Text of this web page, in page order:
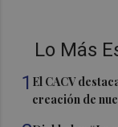
Lo Más
1 El CACV
creación de